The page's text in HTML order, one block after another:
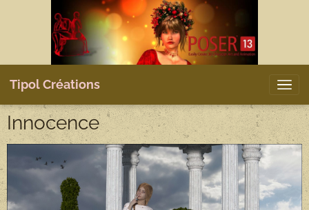
Tipol Créations
Innocence